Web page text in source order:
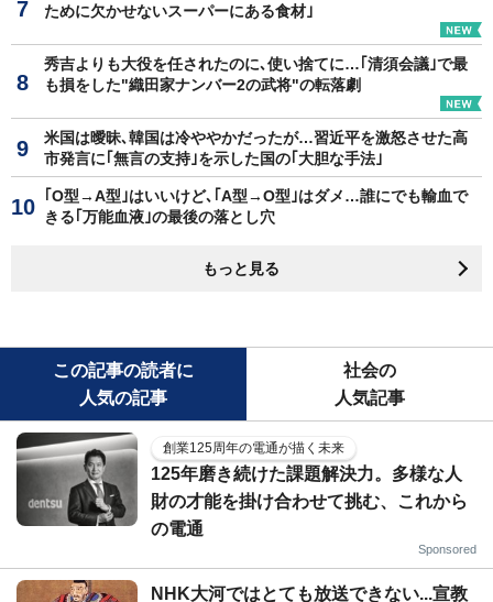
ために欠かせないスーパーにある食材｣
秀吉よりも大役を任されたのに､使い捨てに…｢清須会議｣で最
も損をした"織田家ナンバー2の武将"の転落劇
米国は曖昧､韓国は冷ややかだったが…習近平を激怒させた高
市発言に｢無言の支持｣を示した国の｢大胆な手法｣
｢O型→A型｣はいいけど､｢A型→O型｣はダメ…誰にでも輸血で
きる｢万能血液｣の最後の落とし穴
もっと見る
この記事の読者に
人気の記事
社会の
人気記事
創業125周年の電通が描く未来
125年磨き続けた課題解決力。多様な人
財の才能を掛け合わせて挑む、これから
の電通
Sponsored
NHK大河ではとても放送できない...宣教